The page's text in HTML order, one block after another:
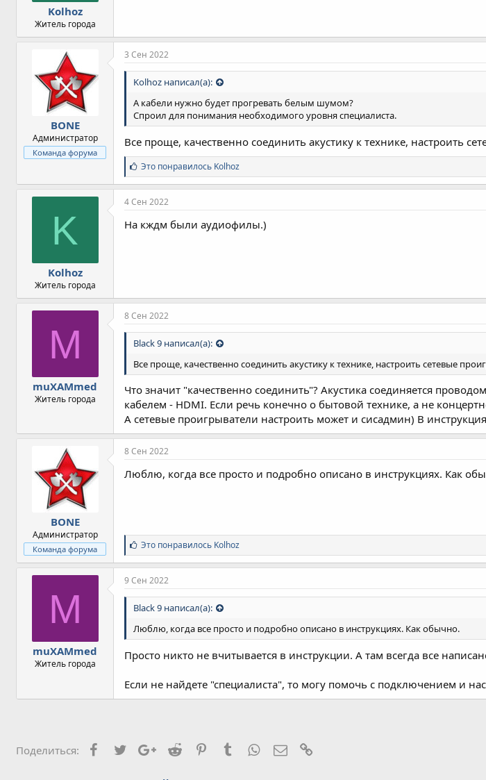
Kolhoz
Житель города
BONE
Администратор
Команда форума
3 Сен 2022
Kolhoz написал(а):
А кабели нужно будет прогревать белым шумом?
Спроил для понимания необходимого уровня специалиста.
Все проще, качественно соединить акустику к технике, настроить
С
и
м
п
т
и
Это понравилось Kolhoz
K
Kolhoz
Житель города
4 Сен 2022
На кждм были аудиофилы.)
M
muXAMmed
Житель города
8 Сен 2022
Black 9 написал(а):
Все проще, качественно соединить акустику к технике, настроить сетевые
Что значит "качественно соединить"? Акустика соединяется
кабелем - HDMI. Если речь конечно о бытовой технике, а не
А сетевые проигрыватели настроить может и сисадмин) В
BONE
Администратор
Команда форума
8 Сен 2022
Люблю, когда все просто и подробно описано в инструкциях. Как
С
и
м
п
т
и
:
Это понравилось Kolhoz
M
muXAMmed
Житель города
9 Сен 2022
Black 9 написал(а):
Люблю, когда все просто и подробно описано в инструкциях. Как обычно.
Просто никто не вчитывается в инструкции. А там всегда все
Если не найдете "специалиста", то могу помочь с подключением и
Поделиться: Facebook
TwitterGoogle+
Reddit PinterestTumblrWhatsAppЭлектронная почта